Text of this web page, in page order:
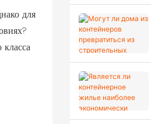
для